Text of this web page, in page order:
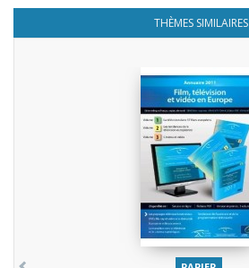
THÈMES SIMILAIRES